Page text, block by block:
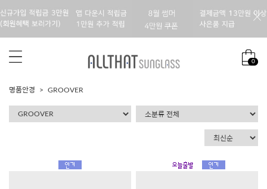
0
명품안경 GROOVER